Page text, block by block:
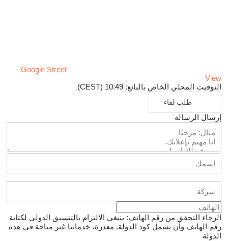
Google Street
View
التوقيت المحلي الخاص بالبائع: 10:49 (CEST)
طلب لقاء
إرسال الرسالة
الرجاء التحقق من رقم الهاتف: ينبغي الالتزام بالتنسيق الدولي لكتابة
رقم الهاتف وأن يشمل كود الدولة. معذرة، خدماتنا غير متاحة في هذه
الدولة